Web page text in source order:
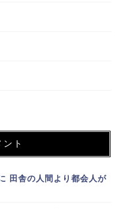
ト
田舎の人間より都会人が